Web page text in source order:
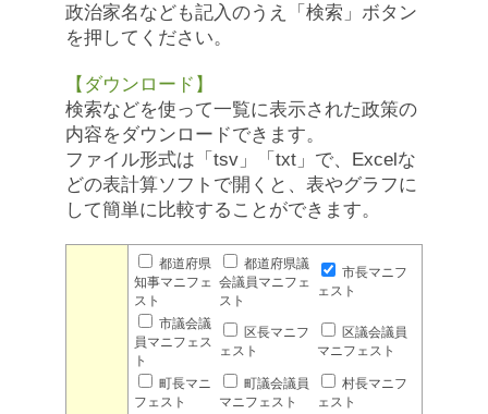
政治家名なども記入のうえ「検索」ボタン
を押してください。
【ダウンロード】
検索などを使って一覧に表示された政策の
内容をダウンロードできます。
ファイル形式は「tsv」「txt」で、Excelな
どの表計算ソフトで開くと、表やグラフに
して簡単に比較することができます。
都道府県
知事マニフェ
スト
都道府県議
会議員マニフェ
スト
市長マニフ
ェスト
市議会議
員マニフェス
ト
区長マニフ
ェスト
区議会議員
マニフェスト
町長マニ
フェスト
町議会議員
マニフェスト
村長マニフ
ェスト